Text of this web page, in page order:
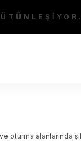
alanlarında